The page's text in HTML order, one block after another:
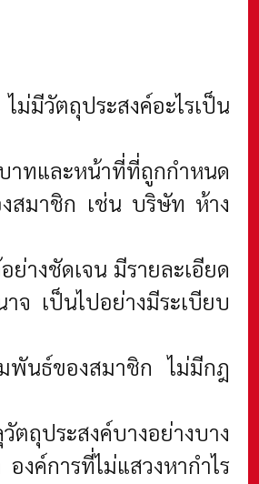
มีวัตถุประสงค์อะไรเป็น
าทและหน้าที่ที่ถูกกำหนด
งสมาชิก เช่น บริษัท ห้าง
ย่างชัดเจน มีรายละเอียด
เป็นไปอย่างมีระเบียบ
พันธ์ของสมาชิก ไม่มีกฎ
ถุประสงค์บางอย่างบาง
งค์การที่ไม่แสวงหากำไร